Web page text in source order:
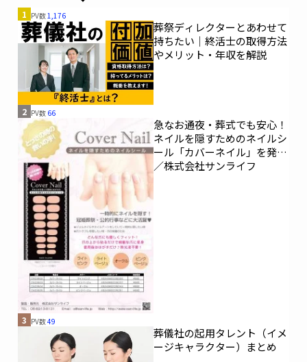
1 PV数1,176
葬祭ディレクターとあわせて
持ちたい｜終活士の取得方法
やメリット・年収を解説
2 PV数 66
急なお通夜・葬式でも安心！
ネイルを隠すためのネイルシ
ール「カバーネイル」を発売
／株式会社サンライフ
3 PV数49
葬儀社の起用タレント（イメ
ージキャラクター）まとめ